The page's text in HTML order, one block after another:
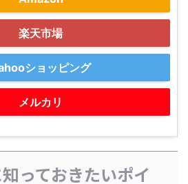
楽天市場
ショッピング
メルカリ
っておきたいポイ